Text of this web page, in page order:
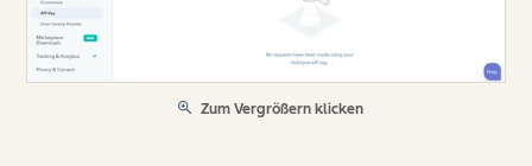
Zum Vergrößern klicken